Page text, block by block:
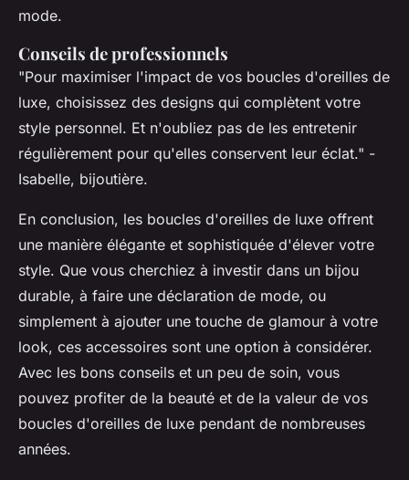
mode.
Conseils de professionnels
"Pour maximiser l'impact de vos boucles d'oreilles de
luxe, choisissez des designs qui complètent votre
style personnel. Et n'oubliez pas de les entretenir
régulièrement pour qu'elles conservent leur éclat." -
Isabelle, bijoutière.
En conclusion, les boucles d'oreilles de luxe offrent
une manière élégante et sophistiquée d'élever votre
style. Que vous cherchiez à investir dans un bijou
durable, à faire une déclaration de mode, ou
simplement à ajouter une touche de glamour à votre
look, ces accessoires sont une option à considérer.
Avec les bons conseils et un peu de soin, vous
pouvez profiter de la beauté et de la valeur de vos
boucles d'oreilles de luxe pendant de nombreuses
années.